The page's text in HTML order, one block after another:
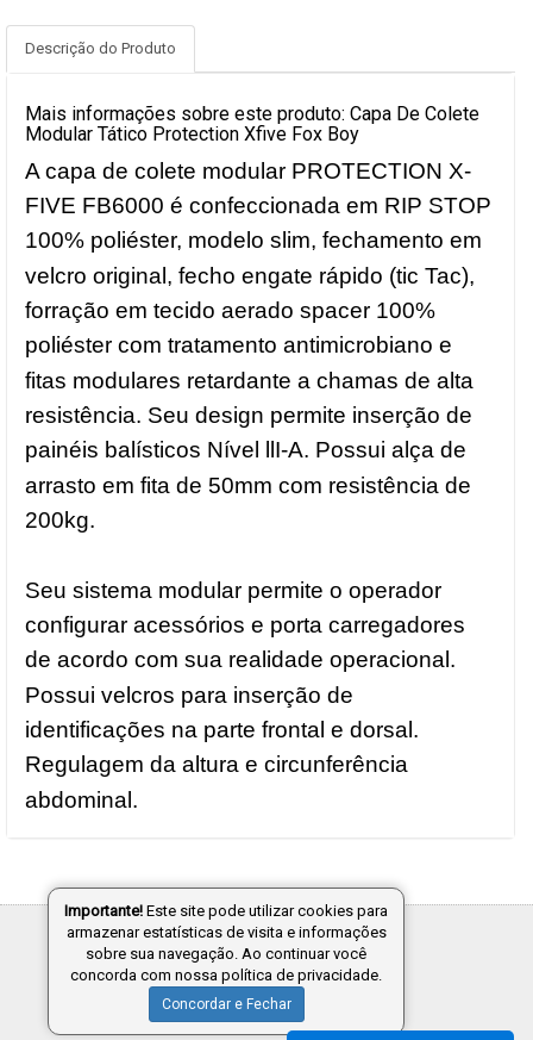
Descrição do Produto
Mais informações sobre este produto: Capa De Colete
Modular Tático Protection Xfive Fox Boy
A capa de colete modular PROTECTION X-
FIVE FB6000 é confeccionada em RIP STOP
100% poliéster, modelo slim, fechamento em
velcro original, fecho engate rápido (tic Tac),
forração em tecido aerado spacer 100%
poliéster com tratamento antimicrobiano e
fitas modulares retardante a chamas de alta
resistência. Seu design permite inserção de
painéis balísticos Nível llI-A. Possui alça de
arrasto em fita de 50mm com resistência de
200kg.
Seu sistema modular permite o operador
configurar acessórios e porta carregadores
de acordo com sua realidade operacional.
Possui velcros para inserção de
identificações na parte frontal e dorsal.
Regulagem da altura e circunferência
abdominal.
Tecnologia:
Importante! Este site pode utilizar cookies para
armazenar estatísticas de visita e informações
sobre sua navegação. Ao continuar você
concorda com nossa política de privacidade.
Concordar e Fechar